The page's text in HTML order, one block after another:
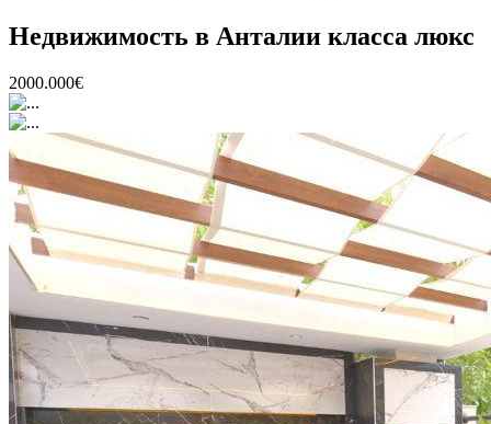
Недвижимость в Анталии класса люкс
2000.000€